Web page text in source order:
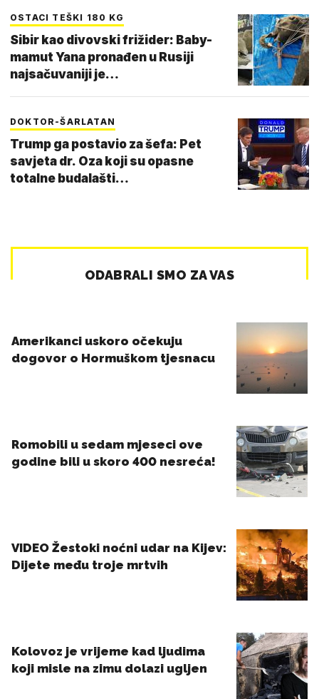
OSTACI TEŠKI 180 KG
Sibir kao divovski frižider: Baby-
mamut Yana pronađen u Rusiji
najsačuvaniji je…
DOKTOR-ŠARLATAN
Trump ga postavio za šefa: Pet
savjeta dr. Oza koji su opasne
totalne budalašti…